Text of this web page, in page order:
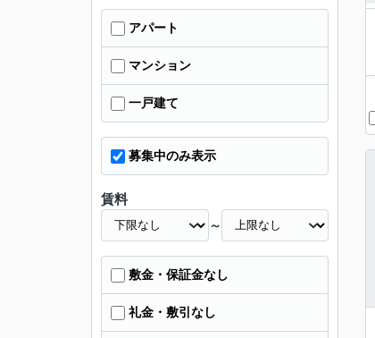
アパート
マンション
一戸建て
募集中のみ表示
賃料
～
敷金・保証金なし
礼金・敷引なし